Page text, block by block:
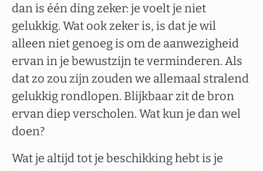
dan is één ding zeker: je voelt je niet
gelukkig. Wat ook zeker is, is dat je wil
alleen niet genoeg is om de aanwezigheid
ervan in je bewustzijn te verminderen. Als
dat zo zou zijn zouden we allemaal stralend
gelukkig rondlopen. Blijkbaar zit de bron
ervan diep verscholen. Wat kun je dan wel
doen?
Wat je altijd tot je beschikking hebt is je